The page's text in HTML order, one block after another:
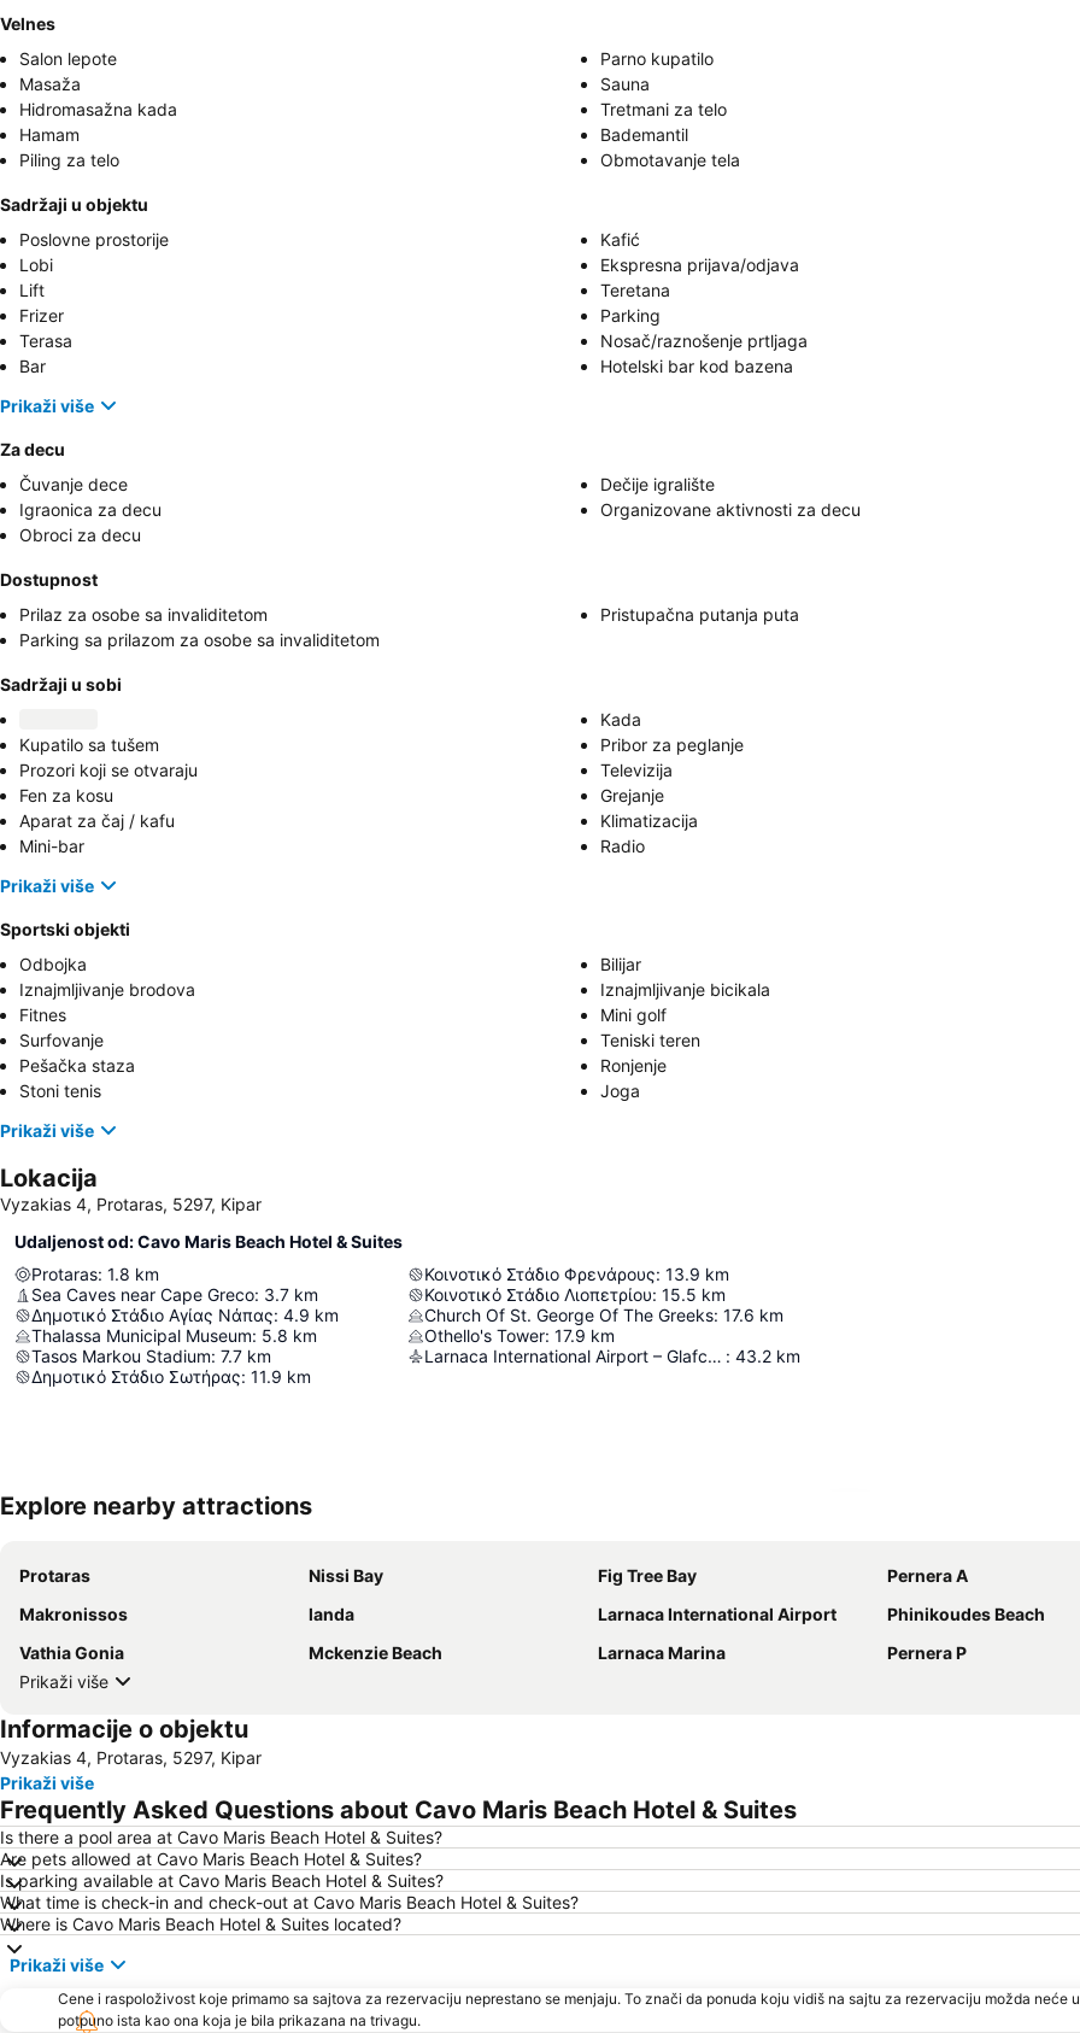
Velnes
Salon lepote
Parno kupatilo
Masaža
Sauna
Hidromasažna kada
Tretmani za telo
Hamam
Bademantil
Piling za telo
Obmotavanje tela
Sadržaji u objektu
Poslovne prostorije
Kafić
Lobi
Ekspresna prijava/odjava
Lift
Teretana
Frizer
Parking
Terasa
Nosač/raznošenje prtljaga
Bar
Hotelski bar kod bazena
Prikaži više
Za decu
Čuvanje dece
Dečije igralište
Igraonica za decu
Organizovane aktivnosti za decu
Obroci za decu
Dostupnost
Prilaz za osobe sa invaliditetom
Pristupačna putanja puta
Parking sa prilazom za osobe sa invaliditetom
Sadržaji u sobi
Kada
Kupatilo sa tušem
Pribor za peglanje
Prozori koji se otvaraju
Televizija
Fen za kosu
Grejanje
Aparat za čaj / kafu
Klimatizacija
Mini-bar
Radio
Prikaži više
Sportski objekti
Odbojka
Bilijar
Iznajmljivanje brodova
Iznajmljivanje bicikala
Fitnes
Mini golf
Surfovanje
Teniski teren
Pešačka staza
Ronjenje
Stoni tenis
Joga
Prikaži više
Lokacija
Vyzakias 4, Protaras, 5297, Kipar
Udaljenost od: Cavo Maris Beach Hotel & Suites
Protaras: 1.8 km
Sea Caves near Cape Greсo: 3.7 km
Δημοτικό Στάδιο Αγίας Νάπας: 4.9 km
Thalassa Municipal Museum: 5.8 km
Tasos Markou Stadium: 7.7 km
Δημοτικό Στάδιο Σωτήρας: 11.9 km
Κοινοτικό Στάδιο Φρενάρους: 13.9 km
Κοινοτικό Στάδιο Λιοπετρίου: 15.5 km
Church Of St. George Of The Greeks: 17.6 km
Othello's Tower: 17.9 km
Larnaca International Airport – Glafcos Clerides : 43.2 km
Explore nearby attractions
Protaras Nissi Bay Fig Tree Bay
Pernera A
Makronissos
landa Larnaca International Airport
Phinikoudes Beach
Vathia Gonia
Mckenzie Beach Larnaca Marina
Pernera P
Prikaži više
Informacije o objektu
Vyzakias 4, Protaras, 5297, Kipar
Prikaži više
Frequently Asked Questions about Cavo Maris Beach Hotel & Suites
Is there a pool area at Cavo Maris Beach Hotel & Suites?
Are pets allowed at Cavo Maris Beach Hotel & Suites?
Is parking available at Cavo Maris Beach Hotel & Suites?
What time is check-in and check-out at Cavo Maris Beach Hotel & Suites?
Where is Cavo Maris Beach Hotel & Suites located?
Prikaži više
Cene i raspoloživost koje primamo sa sajtova za rezervaciju neprestano se menjaju. To znači da ponuda koju vidiš na sajtu za rezervaciju možda neće
potpuno ista kao ona koja je bila prikazana na trivagu.